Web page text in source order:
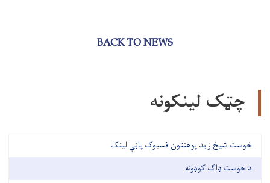
BACK TO NEWS
چټک لینکونه
خوست شیخ زاید پوهنتون فسبوک پاڼې لینک
د خوست ډاګ کوډونه